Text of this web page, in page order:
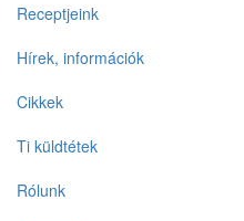
Receptjeink
Hírek, információk
Cikkek
Ti küldtétek
Rólunk